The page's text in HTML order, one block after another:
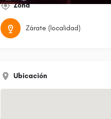
Zona
Zárate (localidad)
Ubicación